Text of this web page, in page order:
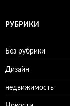
иРУБРИКИ
Без рубрики
Дизайн
недвижимость